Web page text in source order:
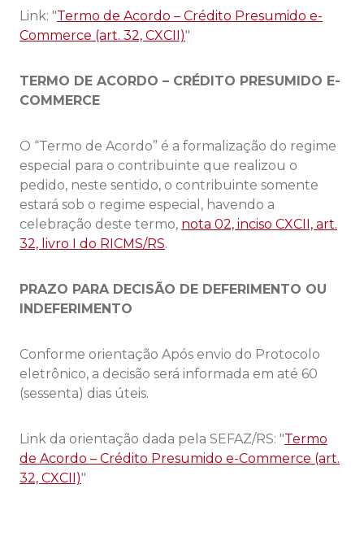
Link: "Termo de Acordo – Crédito Presumido e-
Commerce (art. 32, CXCII)"
TERMO DE ACORDO – CRÉDITO PRESUMIDO E-
COMMERCE
O “Termo de Acordo” é a formalização do regime
especial para o contribuinte que realizou o
pedido, neste sentido, o contribuinte somente
estará sob o regime especial, havendo a
celebração deste termo, nota 02, inciso CXCII, art.
32, livro I do RICMS/RS.
PRAZO PARA DECISÃO DE DEFERIMENTO OU
INDEFERIMENTO
Conforme orientação Após envio do Protocolo
eletrônico, a decisão será informada em até 60
(sessenta) dias úteis.
Link da orientação dada pela SEFAZ/RS: "Termo
de Acordo – Crédito Presumido e-Commerce (art.
32, CXCII)"